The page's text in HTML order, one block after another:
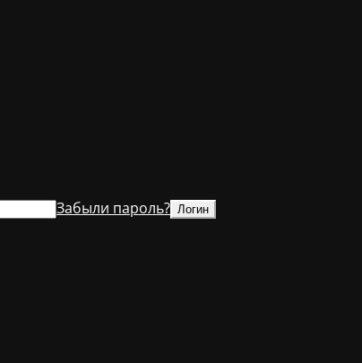
Забыли пароль?